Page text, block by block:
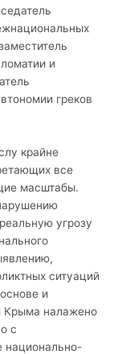
и
греков
крайне
все
масштабы.
угрозу
ситуаций
и
Крыма налажено
с
национально-